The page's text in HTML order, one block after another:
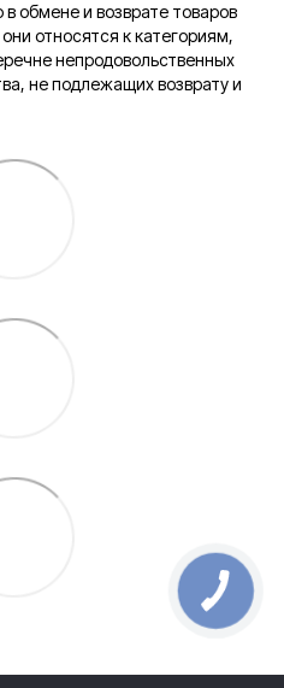
обмене и возврате товаров
относятся к категориям,
непродовольственных
не подлежащих возврату и